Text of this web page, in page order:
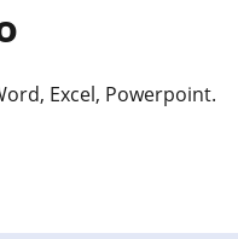
Excel, Powerpoint.